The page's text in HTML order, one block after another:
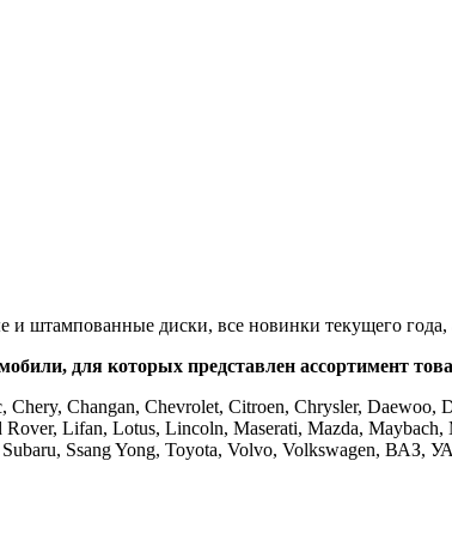
штампованные диски, все новинки текущего
для которых представлен ассортимент
Changan, Chevrolet, Citroen, Chrysler, Daewoo,
Lifan, Lotus, Lincoln, Maserati, Mazda,
Subaru, Ssang Yong, Toyota, Volvo, Volkswagen, ВАЗ,